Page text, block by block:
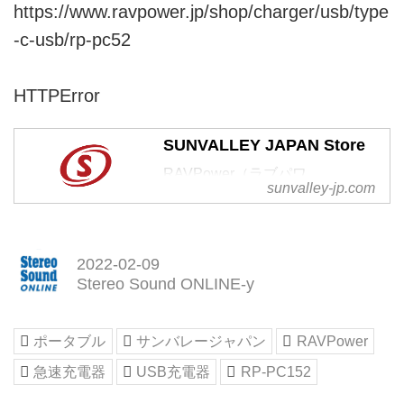
https://www.ravpower.jp/shop/charger/usb/type
-c-usb/rp-pc52
HTTPError
SUNVALLEY JAPAN Store
RAVPower（ラブパワ
ー）/TaoTronics（タオトロニク
のアウトレットオンラインストア
sunvalley-jp.com
2022-02-09
Stereo Sound ONLINE-y
ポータブル サンバレージャパン
RAVPower
急速充電器
USB充電器 RP-PC152